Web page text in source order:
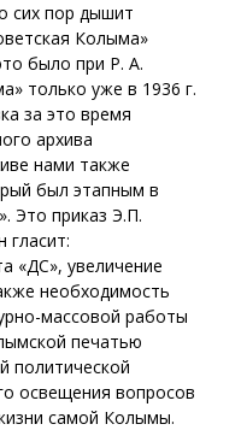
сих пор дышит
Колыма»
было при Р. А.
только уже в 1936 г.
за это время
архива
нами также
был этапным в
Это приказ Э.П.
гласит:
«ДС», увеличение
необходимость
массовой работы
печатью
политической
освещения вопросов
самой Колымы.